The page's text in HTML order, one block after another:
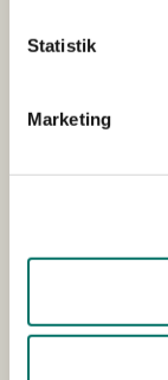
Statistik
Marketing
De 3 R'er
Udvalget